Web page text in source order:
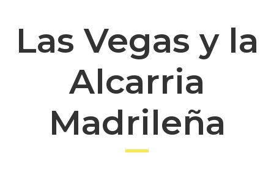
Las Vegas y la
Alcarria
Madrileña